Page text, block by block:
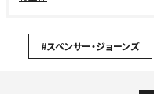
#スペンサー・ジョーンズ